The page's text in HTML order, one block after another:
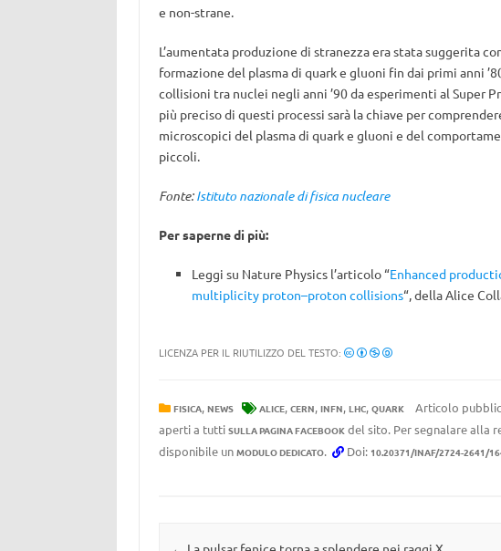
e non-strane.
L’aumentata produzione di stranezza era stata suggerita
formazione del plasma di quark e gluoni fin dai primi anni
collisioni tra nuclei negli anni ’90 da esperimenti al Super
più preciso di questi processi sarà la chiave per
microscopici del plasma di quark e gluoni e del
piccoli.
Fonte:Istituto nazionale di fisica nucleare
Per saperne di più:
Leggi su Nature Physics l’articolo “Enhanced
multiplicity proton–proton collisions“, della Alice
LICENZA PER IL RIUTILIZZO DEL TESTO:
FISICA, NEWS ALICE, CERN, INFN, LHC, QUARK Articolo
aperti a tutti SULLA PAGINA FACEBOOKdel sito. Per segnalare alla
disponibile un MODULO DEDICATO. Doi: 10.20371/INAF/2724-2641/